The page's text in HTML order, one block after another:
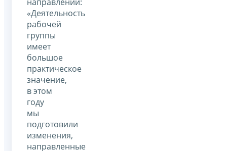
«Деятельность
рабочей
группы
имеет
большое
практическое
значение,
в этом
году
мы
подготовили
изменения,
направленные